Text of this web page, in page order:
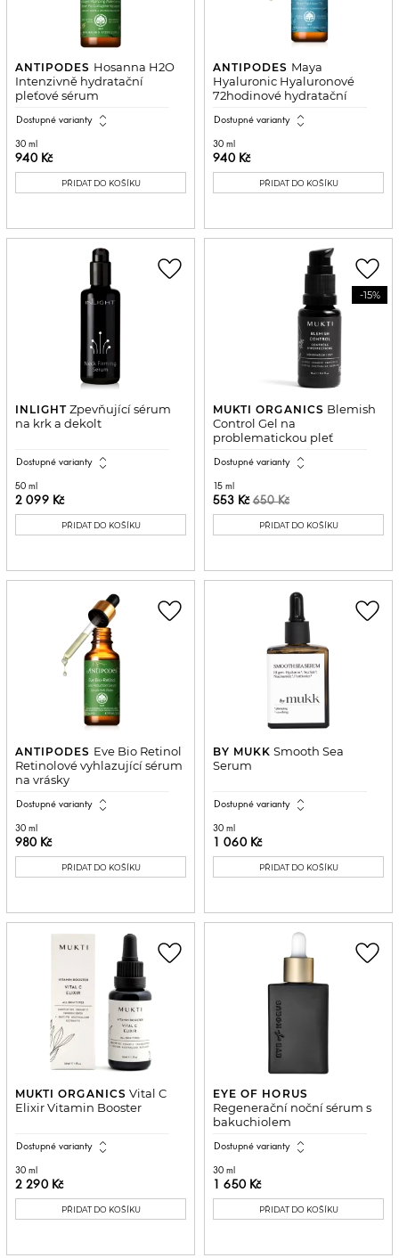
ANTIPODES Hosanna H2O
Intenzivně hydratační
pleťové sérum
Dostupné varianty expand_all
30 ml
940 Kč
PŘIDAT DO KOŠÍKU
ANTIPODES Maya
Hyaluronic Hyaluronové
72hodinové hydratační
Dostupné varianty expand_all
30 ml
940 Kč
PŘIDAT DO KOŠÍKU
INLIGHT Zpevňující sérum
na krk a dekolt
Dostupné varianty expand_all
50 ml
2 099 Kč
PŘIDAT DO KOŠÍKU
favorite_border
MUKTI ORGANICS Blemish
Control Gel na
problematickou pleť
Dostupné varianty expand_all
15 ml
553 Kč650 Kč
PŘIDAT DO KOŠÍKU
-15%
favorite_border
ANTIPODES Eve Bio Retinol
Retinolové vyhlazující sérum
na vrásky
Dostupné varianty expand_all
30 ml
980 Kč
PŘIDAT DO KOŠÍKU
favorite_border
BY MUKK Smooth Sea
Serum
Dostupné varianty expand_all
30 ml
1 060 Kč
PŘIDAT DO KOŠÍKU
favorite_border
MUKTI ORGANICS Vital C
Elixir Vitamin Booster
Dostupné varianty expand_all
30 ml
2 290 Kč
PŘIDAT DO KOŠÍKU
favorite_border
EYE OF HORUS
Regenerační noční sérum s
bakuchiolem
Dostupné varianty expand_all
30 ml
1 650 Kč
PŘIDAT DO KOŠÍKU
favorite_border